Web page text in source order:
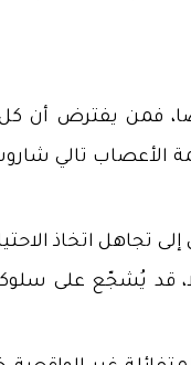
فمن يفترض أن
الأعصاب تالي
تجاهل اتخاذ
قد يُشجّع على